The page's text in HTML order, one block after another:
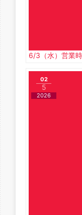
6/3（水）営業
02
5
2026